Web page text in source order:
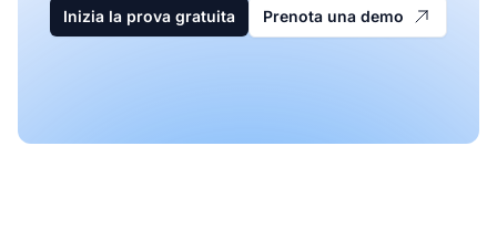
Inizia la prova gratuita Prenota una demo